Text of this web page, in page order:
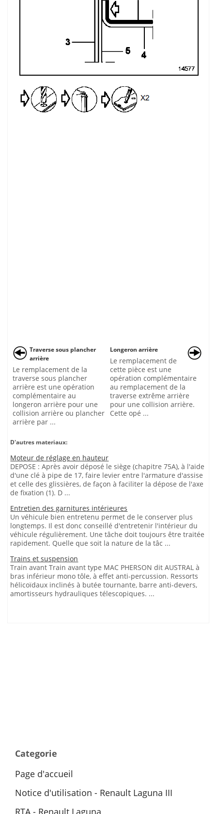
Traverse sous plancher
arrière
Le remplacement de la
traverse sous plancher
arrière est une opération
complémentaire au
longeron arrière pour une
collision arrière ou plancher
arrière par ...
Longeron arrière
Le remplacement de
cette pièce est une
opération complémentaire
au remplacement de la
traverse extrême arrière
pour une collision arrière.
Cette opé ...
D'autres materiaux:
Moteur de réglage en hauteur
DEPOSE : Après avoir déposé le siège (chapitre 75A), à l'aide
d'une clé à pipe de 17, faire levier entre l'armature d'assise
et celle des glissières, de façon à faciliter la dépose de l'axe
de fixation (1). D ...
Entretien des garnitures intérieures
Un véhicule bien entretenu permet de le conserver plus
longtemps. Il est donc conseillé d'entretenir l'intérieur du
véhicule régulièrement. Une tâche doit toujours être traitée
rapidement. Quelle que soit la nature de la tâc ...
Trains et suspension
Train avant Train avant type MAC PHERSON dit AUSTRAL à
bras inférieur mono tôle, à effet anti-percussion. Ressorts
hélicoïdaux inclinés à butée tournante, barre anti-devers,
amortisseurs hydrauliques télescopiques. ...
Categorie
Page d'accueil
Notice d'utilisation - Renault Laguna III
RTA - Renault Laguna